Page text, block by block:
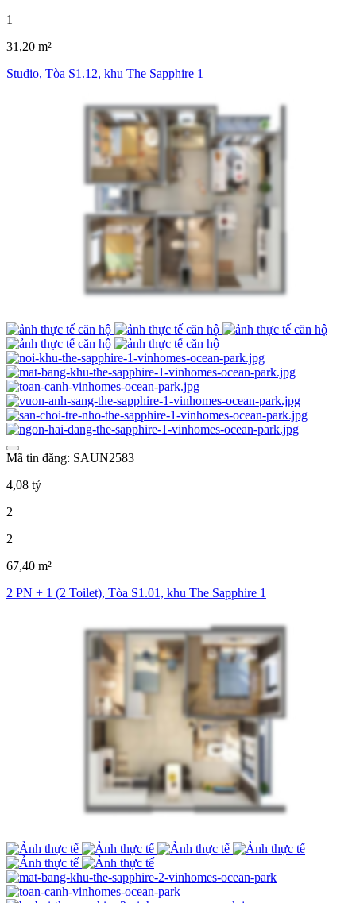
1
31,20 m²
Studio, Tòa S1.12, khu The Sapphire 1
Mã tin đăng: SAUN2583
4,08 tỷ
2
2
67,40 m²
2 PN + 1 (2 Toilet), Tòa S1.01, khu The Sapphire 1